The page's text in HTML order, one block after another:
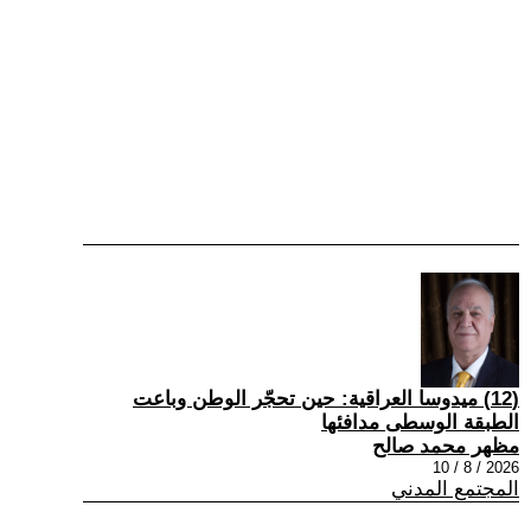
(12) ميدوسا العراقية: حين تحجّر الوطن وباعت
الطبقة الوسطى مدافئها
مظهر محمد صالح
2026 / 8 / 10
المجتمع المدني